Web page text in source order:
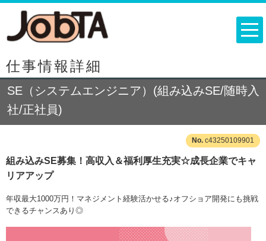
仕事情報詳細
SE（システムエンジニア）(組み込みSE/随時入
社/正社員)
c43250109901
組み込みSE募集！高収入＆福利厚生充実☆成長企業でキャ
リアアップ
年収最大1000万円！マネジメント経験活かせる♪オフショア開発にも挑戦
できるチャンスあり◎